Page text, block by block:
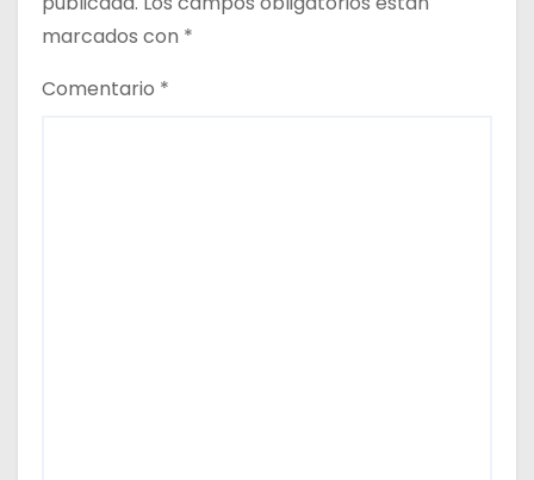
r
a
marcados con *
Comentario *